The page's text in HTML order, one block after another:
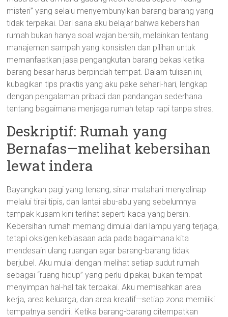
misteri” yang selalu menyembunyikan barang-barang yang
tidak terpakai. Dari sana aku belajar bahwa kebersihan
rumah bukan hanya soal wajan bersih, melainkan tentang
manajemen sampah yang konsisten dan pilihan untuk
memanfaatkan jasa pengangkutan barang bekas ketika
barang besar harus berpindah tempat. Dalam tulisan ini,
kubagikan tips praktis yang aku pake sehari-hari, lengkap
dengan pengalaman pribadi dan pandangan sederhana
tentang bagaimana menjaga rumah tetap rapi tanpa stres.
Deskriptif: Rumah yang
Bernafas—melihat kebersihan
lewat indera
Bayangkan pagi yang tenang, sinar matahari menyelinap
melalui tirai tipis, dan lantai abu-abu yang sebelumnya
tampak kusam kini terlihat seperti kaca yang bersih.
Kebersihan rumah memang dimulai dari lampu yang terjaga,
tetapi oksigen kebiasaan ada pada bagaimana kita
mendesain ulang ruangan agar barang-barang tidak
berjubel. Aku mulai dengan melihat setiap sudut rumah
sebagai “ruang hidup” yang perlu dipakai, bukan tempat
menyimpan hal-hal tak terpakai. Aku memisahkan area
kerja, area keluarga, dan area kreatif—setiap zona memiliki
tempatnya sendiri. Ketika barang-barang ditempatkan